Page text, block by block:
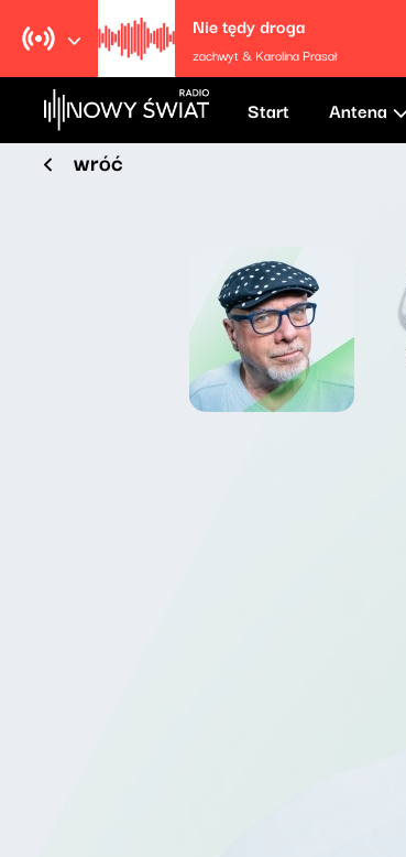
Nie tędy droga
zachwyt & Karolina Prasał
Start Antena
wróć